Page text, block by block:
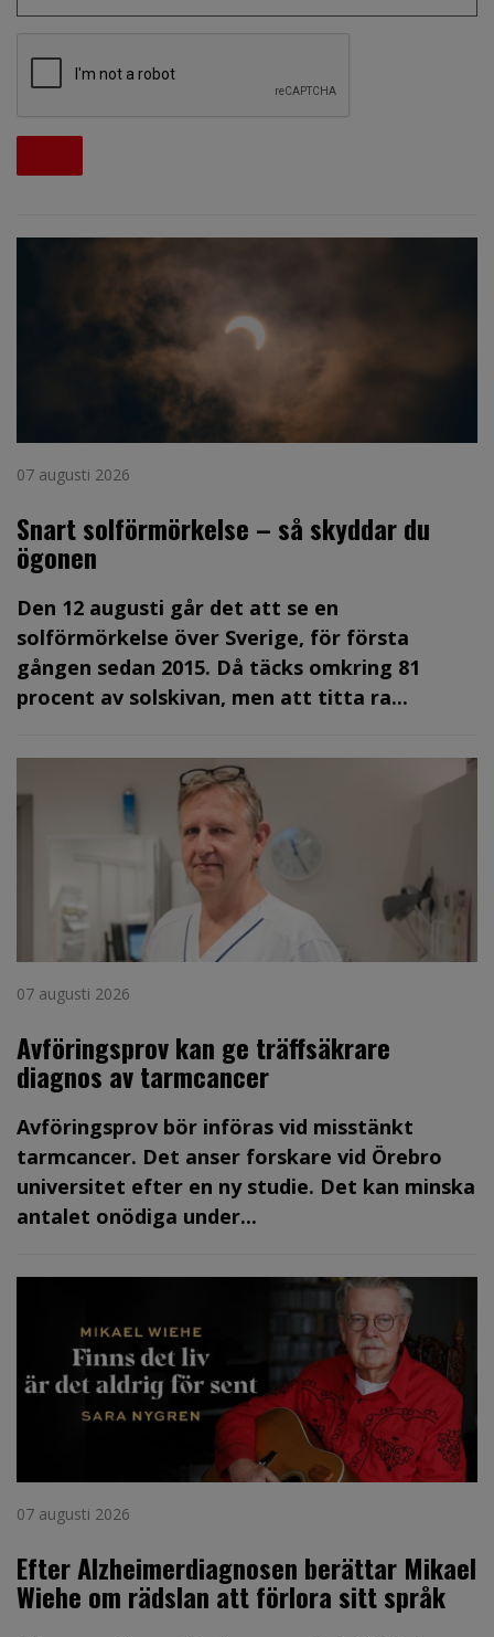
07 augusti 2026
Snart solförmörkelse – så skyddar du
ögonen
Den 12 augusti går det att se en
solförmörkelse över Sverige, för första
gången sedan 2015. Då täcks omkring 81
procent av solskivan, men att titta ra...
07 augusti 2026
Avföringsprov kan ge träffsäkrare
diagnos av tarmcancer
Avföringsprov bör införas vid misstänkt
tarmcancer. Det anser forskare vid Örebro
universitet efter en ny studie. Det kan minska
antalet onödiga under...
07 augusti 2026
Efter Alzheimerdiagnosen berättar Mikael
Wiehe om rädslan att förlora sitt språk